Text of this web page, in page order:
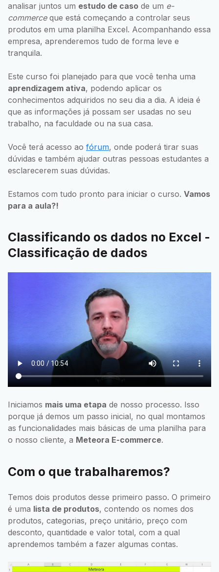
analisar juntos um estudo de caso de um e-
commerceque está começando a controlar seus
produtos em uma planilha Excel. Acompanhando essa
empresa, aprenderemos tudo de forma leve e
tranquila.
Este curso foi planejado para que você tenha uma
aprendizagem ativa, podendo aplicar os
conhecimentos adquiridos no seu dia a dia. A ideia é
que as informações já possam ser usadas no seu
trabalho, na faculdade ou na sua casa.
Você terá acesso ao fórum, onde poderá tirar suas
dúvidas e também ajudar outras pessoas estudantes a
esclarecerem suas dúvidas.
Estamos com tudo pronto para iniciar o curso. Vamos
para a aula?!
Classificando os dados no Excel -
Classificação de dados
Iniciamos mais uma etapa de nosso processo. Isso
porque já demos um passo inicial, no qual montamos
as funcionalidades mais básicas de uma planilha para
o nosso cliente, a Meteora E-commerce.
Com o que trabalharemos?
Temos dois produtos desse primeiro passo. O primeiro
é uma lista de produtos, contendo os nomes dos
produtos, categorias, preço unitário, preço com
desconto, quantidade e valor total, com a qual
aprendemos também a fazer algumas contas.